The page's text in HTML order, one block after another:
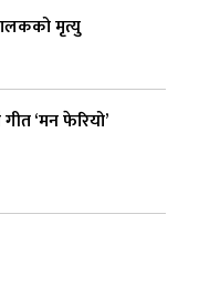
मृत्यु
गीत ‘मन फेरियो’